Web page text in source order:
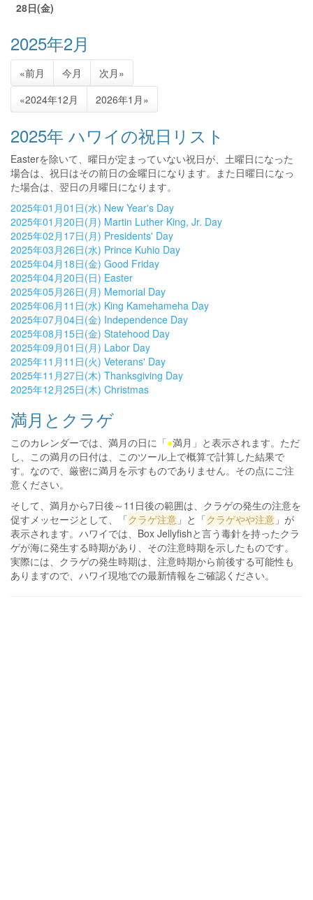
28日(金)
2025年2月
«前月 今月
次月»
«2024年12月
2026年1月»
2025年 ハワイの祝日リスト
Easterを除いて、曜日が定まっていない祝日が、土曜日になった
場合は、祝日はその前日の金曜日になります。また日曜日になっ
た場合は、翌日の月曜日になります。
2025年01月01日(水) New Year's Day
2025年01月20日(月) Martin Luther King, Jr. Day
2025年02月17日(月) Presidents' Day
2025年03月26日(水) Prince Kuhio Day
2025年04月18日(金) Good Friday
2025年04月20日(日) Easter
2025年05月26日(月) Memorial Day
2025年06月11日(水) King Kamehameha Day
2025年07月04日(金) Independence Day
2025年08月15日(金) Statehood Day
2025年09月01日(月) Labor Day
2025年11月11日(火) Veterans' Day
2025年11月27日(木) Thanksgiving Day
2025年12月25日(木) Christmas
満月とクラゲ
このカレンダーでは、満月の日に「●満月」と表示されます。ただ
し、この満月の日付は、このツール上で概算で計算した結果で
す。なので、厳密に満月を示すものでありません。その点にご注
意ください。
そして、満月から7日後～11日後の範囲は、クラゲの発生の注意を
促すメッセージとして、「クラゲ注意 」と「クラゲやや注意 」が
表示されます。ハワイでは、Box Jellyfishと言う毒針を持ったクラ
ゲが海に発生する時期があり、その注意時期を示したものです。
実際には、クラゲの発生時期は、注意時期から前後する可能性も
ありますので、ハワイ現地での最新情報をご確認ください。